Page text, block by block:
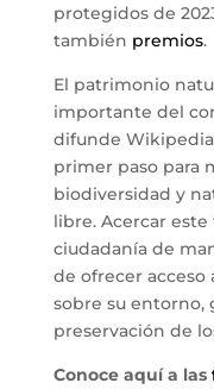
protegidos de
también premios.
El patrimonio
importante del
difunde
primer paso para
biodiversidad y
libre. Acercar
ciudadanía de
de ofrecer
sobre su entorno,
preservación de
Conoce aquí a las